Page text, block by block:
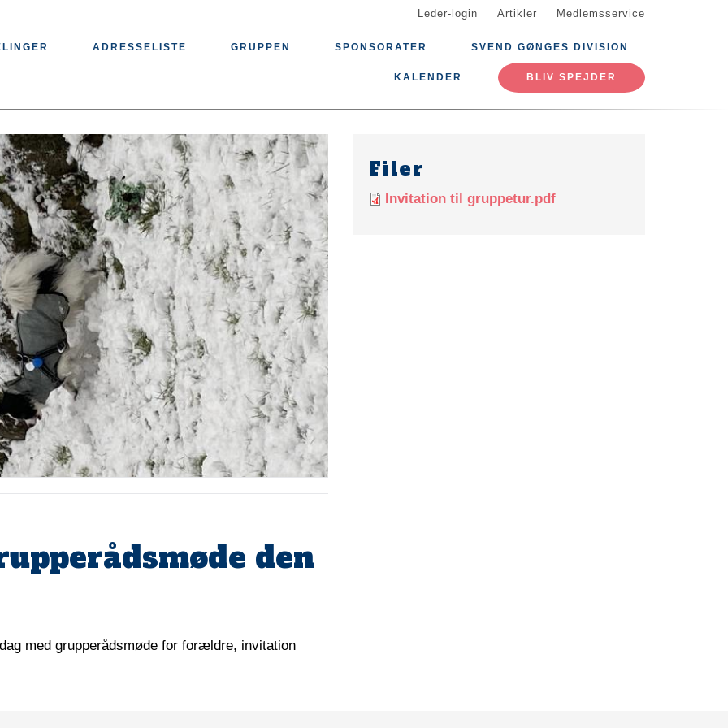
Leder-login Artikler Medlemsservice
ADRESSELISTE GRUPPEN SPONSORATER SVEND GØNGES DIVISION
KALENDER BLIV SPEJDER
den
med grupperådsmøde for forældre, invitation
Filer
Invitation til gruppetur.pdf